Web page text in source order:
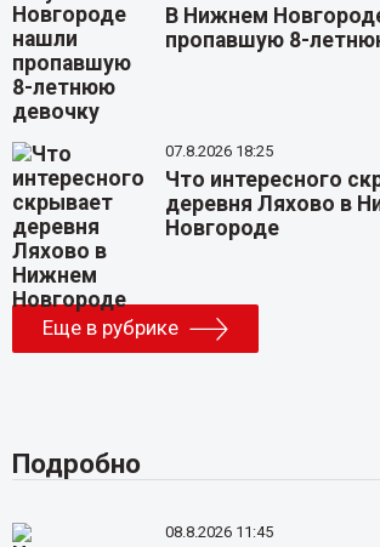
В Нижнем
пропавшую 8-
07.8.2026 18:25
Что интересного
деревня Ляхово в
Новгороде
Еще в рубрике
Подробно
08.8.2026 11:45